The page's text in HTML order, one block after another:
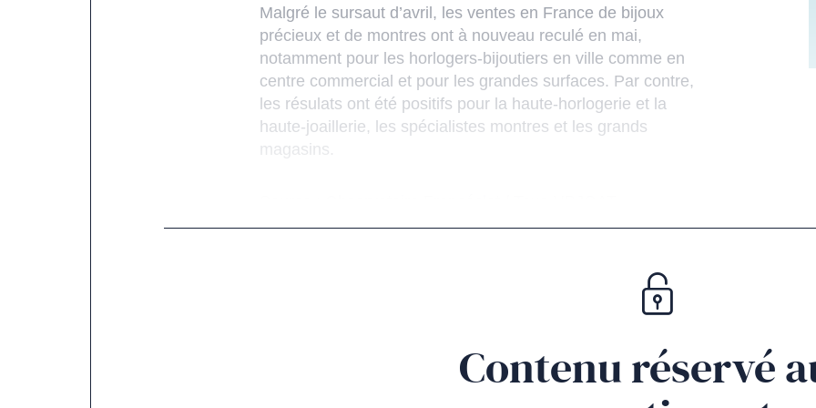
Malgré le sursaut d’avril, les ventes en France de bijoux
précieux et de montres ont à nouveau reculé en mai,
notamment pour les horlogers-bijoutiers en ville comme en
centre commercial et pour les grandes surfaces. Par contre,
les résulats ont été positifs pour la haute-horlogerie et la
haute-joaillerie, les spécialistes montres et les grands
magasins.
Contenu réservé